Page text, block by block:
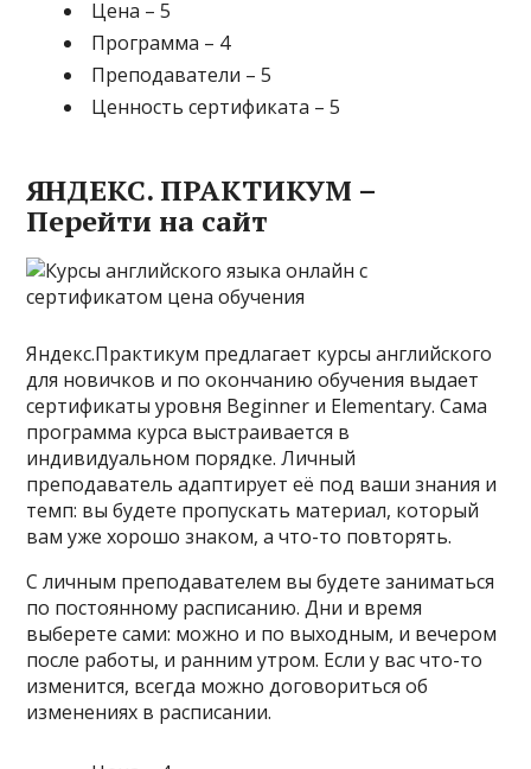
Цена – 5
Программа – 4
Преподаватели – 5
Ценность сертификата – 5
ЯНДЕКС. ПРАКТИКУМ –
Перейти на сайт
Яндекс.Практикум предлагает курсы английского
для новичков и по окончанию обучения выдает
сертификаты уровня Beginner и Elementary. Сама
программа курса выстраивается в
индивидуальном порядке. Личный
преподаватель адаптирует её под ваши знания и
темп: вы будете пропускать материал, который
вам уже хорошо знаком, а что-то повторять.
С личным преподавателем вы будете заниматься
по постоянному расписанию. Дни и время
выберете сами: можно и по выходным, и вечером
после работы, и ранним утром. Если у вас что-то
изменится, всегда можно договориться об
изменениях в расписании.